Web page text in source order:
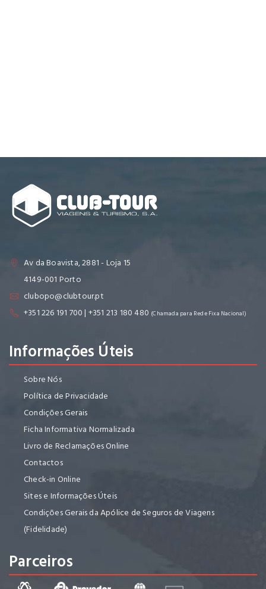
Av da Boavista, 2881 - Loja 15
4149-001 Porto
clubopo@clubtour.pt
+351 226 191 700 | +351 213 180 480 (Chamada para Rede Fixa Nacional)
Informações Úteis
Sobre Nós
Política de Privacidade
Condições Gerais
Ficha Informativa Normalizada
Livro de Reclamações Online
Contactos
Check-in Online
Sites e Informações Úteis
Condições Gerais da Apólice de Seguros de Viagens
(Fidelidade)
Parceiros